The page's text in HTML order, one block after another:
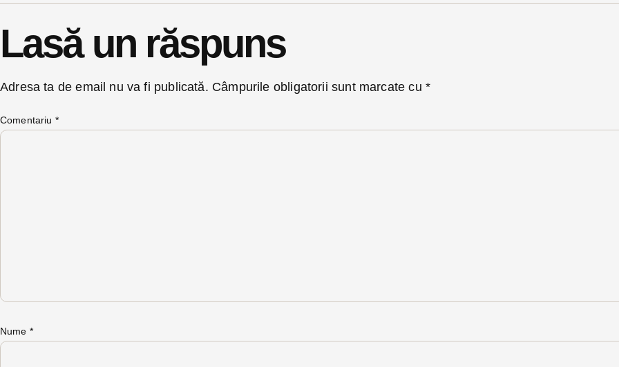
Lasă un răspuns
Adresa ta de email nu va fi publicată. Câmpurile obligatorii sunt marcate cu *
Comentariu *
Nume *